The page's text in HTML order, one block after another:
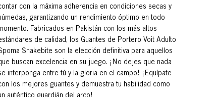
con la máxima adherencia en condiciones secas y
garantizando un rendimiento óptimo en todo
Fabricados en Pakistán con los más altos
de calidad, los Guantes de Portero Voit Adulto
Snakebite son la elección definitiva para aquellos
buscan excelencia en su juego. ¡No dejes que nada
interponga entre tú y la gloria en el campo! ¡Equípate
los mejores guantes y demuestra tu habilidad como